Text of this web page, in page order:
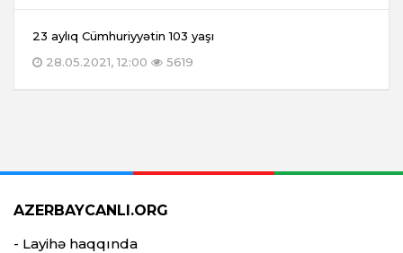
23 aylıq Cümhuriyyətin 103 yaşı
28.05.2021, 12:00
5619
AZERBAYCANLI.ORG
- Layihə haqqında